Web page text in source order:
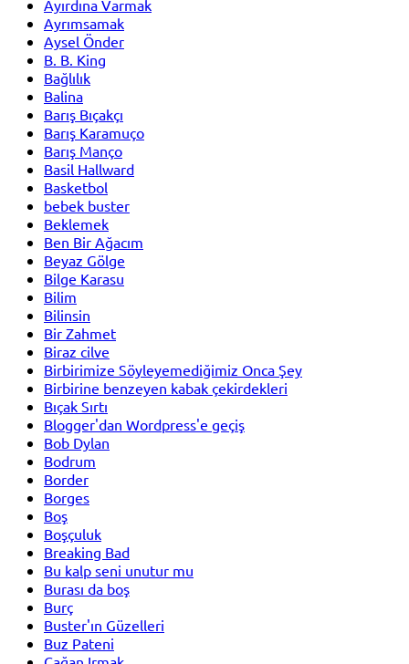
Ayırdına Varmak
Ayrımsamak
Aysel Önder
B. B. King
Bağlılık
Balina
Barış Bıçakçı
Barış Karamuço
Barış Manço
Basil Hallward
Basketbol
bebek buster
Beklemek
Ben Bir Ağacım
Beyaz Gölge
Bilge Karasu
Bilim
Bilinsin
Bir Zahmet
Biraz cilve
Birbirimize Söyleyemediğimiz Onca Şey
Birbirine benzeyen kabak çekirdekleri
Bıçak Sırtı
Blogger'dan Wordpress'e geçiş
Bob Dylan
Bodrum
Border
Borges
Boş
Boşçuluk
Breaking Bad
Bu kalp seni unutur mu
Burası da boş
Burç
Buster'ın Güzelleri
Buz Pateni